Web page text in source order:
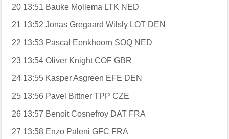
20 13:51 Bauke Mollema LTK NED
21 13:52 Jonas Gregaard Wilsly LOT DEN
22 13:53 Pascal Eenkhoorn SOQ NED
23 13:54 Oliver Knight COF GBR
24 13:55 Kasper Asgreen EFE DEN
25 13:56 Pavel Bittner TPP CZE
26 13:57 Benoit Cosnefroy DAT FRA
27 13:58 Enzo Paleni GFC FRA